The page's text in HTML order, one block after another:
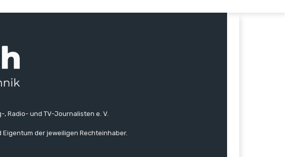
Radio- und TV-Journalisten e. V.
der jeweiligen Rechteinhaber.